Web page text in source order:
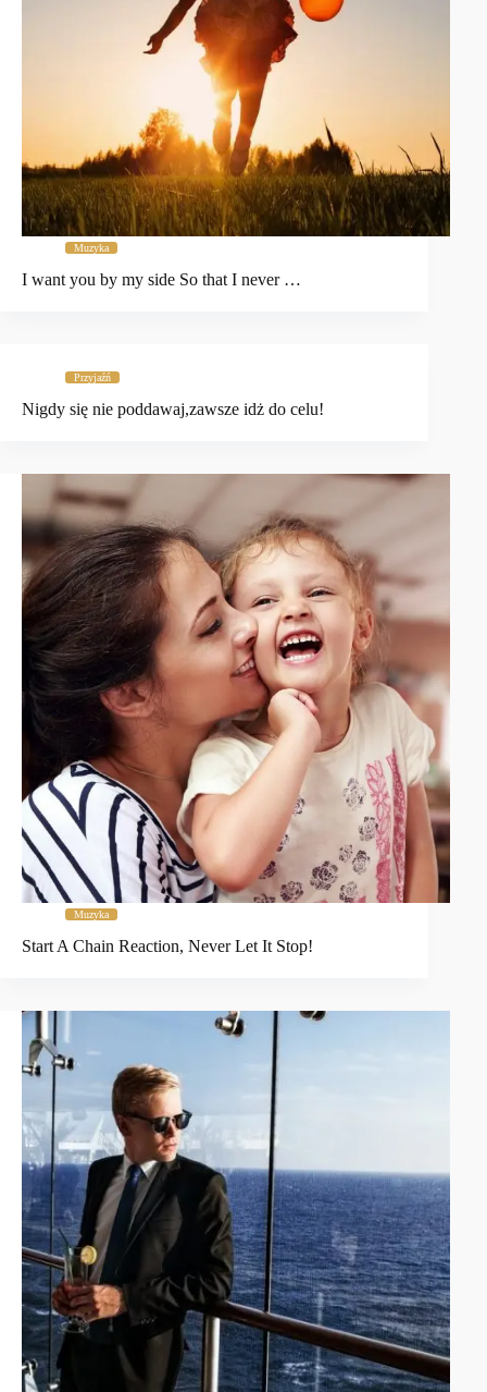
Muzyka
I want you by my side So that I never …
Przyjaźń
Nigdy się nie poddawaj,zawsze idż do celu!
Muzyka
Start A Chain Reaction, Never Let It Stop!